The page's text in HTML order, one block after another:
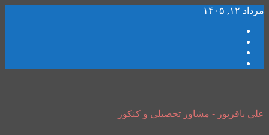
مرداد ۱۲, ۱۴۰۵
علی باقرپور - مشاور تحصیلی و کنکور